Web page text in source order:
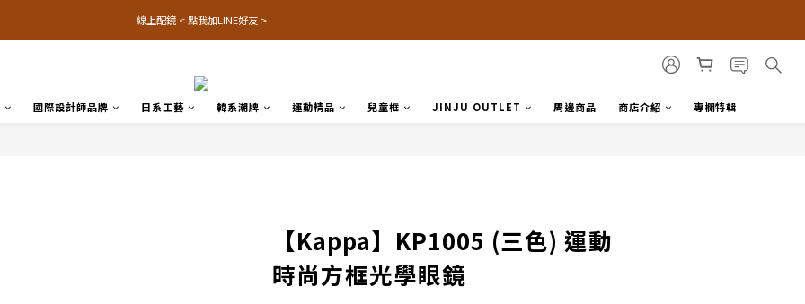
線上配鏡 < 點我加LINE好友 >
國際設計師品牌 日系工藝 韓系潮牌 運動精品 兒童框 JINJU OUTLET 周邊商品 商店介紹 專欄特輯
【Kappa】KP1005 (三色) 運動
時尚方框光學眼鏡